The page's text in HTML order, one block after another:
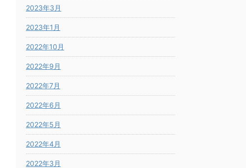
2023年3月
2023年1月
2022年10月
2022年9月
2022年7月
2022年6月
2022年5月
2022年4月
2022年3月